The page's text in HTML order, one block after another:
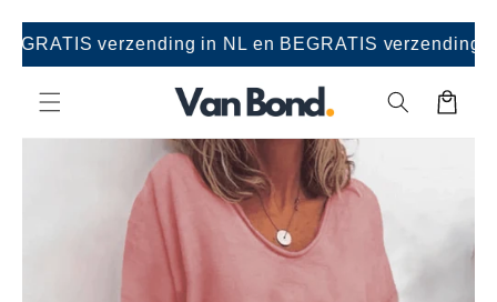
Meteen
naar de
content
verzending in NL en BEGRATIS verzending in
Winkelwagen
productinformatie